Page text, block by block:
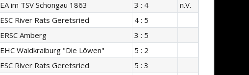
EA im TSV Schongau 1863 3 : 4
n.V.
ESC River Rats Geretsried
4 : 5
ERSC Amberg
3 : 5
EHC Waldkraiburg "Die Löwen"
5 : 2
ESC River Rats Geretsried
5 : 3